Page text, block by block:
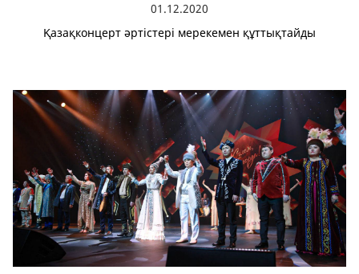
01.12.2020
Қазақконцерт әртістері мерекемен құттықтайды